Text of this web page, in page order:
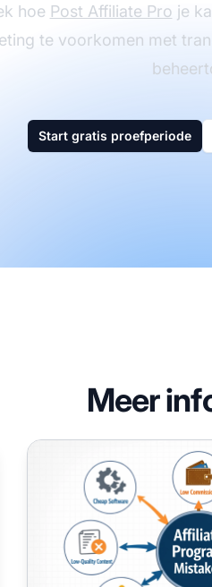
hoe Post Affiliate Pro je
te voorkomen met
Start gratis proefperiode
Meer
7 Veelvoorkomende Fouten